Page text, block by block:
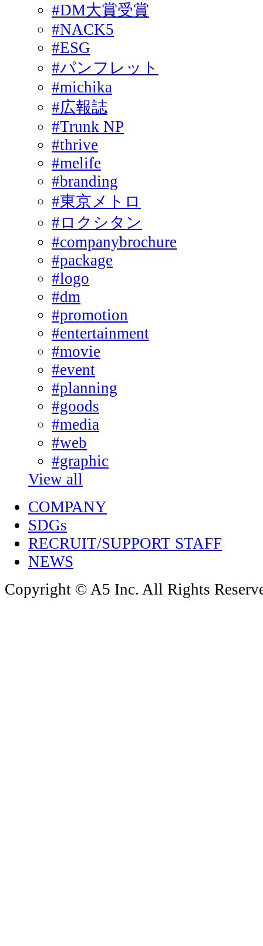
#DM大賞受賞
#NACK5
#ESG
#パンフレット
#michika
#広報誌
#Trunk NP
#thrive
#melife
#branding
#東京メトロ
#ロクシタン
#companybrochure
#package
#logo
#dm
#promotion
#entertainment
#movie
#event
#planning
#goods
#media
#web
#graphic
View all
COMPANY
SDGs
RECRUIT/SUPPORT STAFF
NEWS
Copyright © A5 Inc. All Rights